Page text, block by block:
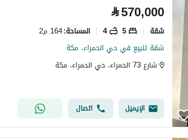
⃁570,000
شقة 5
4 المساحة:164 م2
شقة للبيع في حي الحمراء، مكة
شارع 73 الحمراء، حي الحمراء، مكة
الإيميل اتصال